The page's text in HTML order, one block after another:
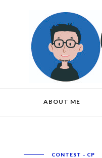
ABOUT ME
CONTEST - CP